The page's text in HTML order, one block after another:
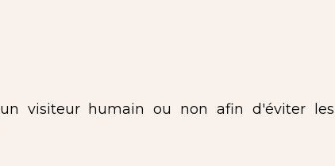
visiteur humain ou non afin d'éviter les